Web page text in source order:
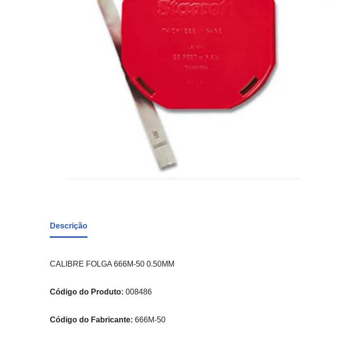
Descrição
CALIBRE FOLGA 666M-50 0.50MM
Código do Produto: 008486
Código do Fabricante: 666M-50